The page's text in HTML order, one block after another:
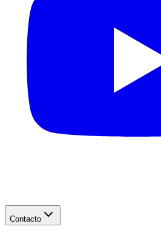
Contacto